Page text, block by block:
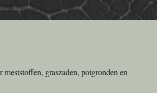
meststoffen, graszaden, potgronden en